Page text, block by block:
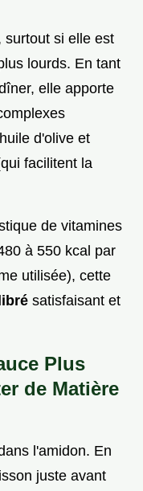
surtout si elle est
lourds. En tant
elle apporte
d'olive et
facilitent la
de vitamines
à 550 kcal par
utilisée), cette
satisfaisant et
Plus
de Matière
l'amidon. En
juste avant